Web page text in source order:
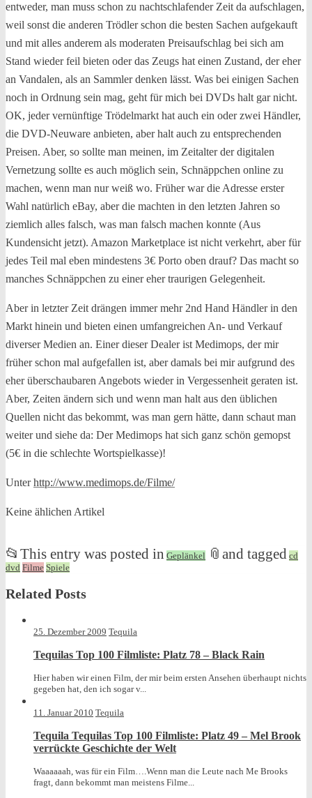
entweder, man muss schon zu nachtschlafender Zeit da aufschlagen,
weil sonst die anderen Trödler schon die besten Sachen aufgekauft
und mit alles anderem als moderaten Preisaufschlag bei sich am
Stand wieder feil bieten oder das Zeugs hat einen Zustand, der eher
an Vandalen, als an Sammler denken lässt. Was bei einigen Sachen
noch in Ordnung sein mag, geht für mich bei DVDs halt gar nicht.
OK, jeder vernünftige Trödelmarkt hat auch ein oder zwei Händler,
die DVD-Neuware anbieten, aber halt auch zu entsprechenden
Preisen. Aber, so sollte man meinen, im Zeitalter der digitalen
Vernetzung sollte es auch möglich sein, Schnäppchen online zu
machen, wenn man nur weiß wo. Früher war die Adresse erster
Wahl natürlich eBay, aber die machten in den letzten Jahren so
ziemlich alles falsch, was man falsch machen konnte (Aus
Kundensicht jetzt). Amazon Marketplace ist nicht verkehrt, aber für
jedes Teil mal eben mindestens 3€ Porto oben drauf? Das macht so
manches Schnäppchen zu einer eher traurigen Gelegenheit.
Aber in letzter Zeit drängen immer mehr 2nd Hand Händler in den
Markt hinein und bieten einen umfangreichen An- und Verkauf
diverser Medien an. Einer dieser Dealer ist Medimops, der mir
früher schon mal aufgefallen ist, aber damals bei mir aufgrund des
eher überschaubaren Angebots wieder in Vergessenheit geraten ist.
Aber, Zeiten ändern sich und wenn man halt aus den üblichen
Quellen nicht das bekommt, was man gern hätte, dann schaut man
weiter und siehe da: Der Medimops hat sich ganz schön gemopst
(5€ in die schlechte Wortspielkasse)!
Unterhttp://www.medimops.de/Filme/
Keine ählichen Artikel
📂 This entry was posted in Geplänkel 📎 and tagged cd
dvd Filme Spiele
Related Posts
25. Dezember 2009 Tequila
Tequilas Top 100 Filmliste: Platz 78 – Black Rain
Hier haben wir einen Film, der mir beim ersten Ansehen überhaupt nichts
gegeben hat, den ich sogar v...
11. Januar 2010 Tequila
Tequila Tequilas Top 100 Filmliste: Platz 49 – Mel Brook
verrückte Geschichte der Welt
Waaaaaah, was für ein Film….Wenn man die Leute nach Me Brooks
fragt, dann bekommt man meistens Filme...